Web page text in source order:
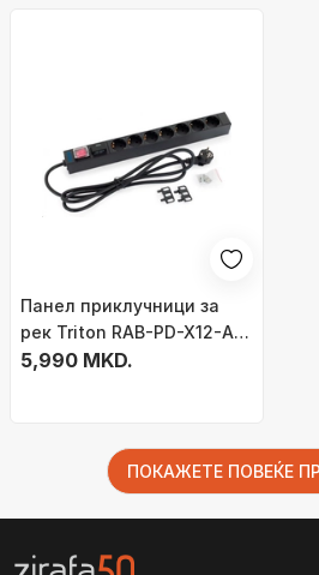
Панел приклучници за
рек Triton RAB-PD-X12-A1,
7 излези, 1U 19", црн
5,990 MKD.
ПОКАЖЕТЕ ПОВЕЌЕ